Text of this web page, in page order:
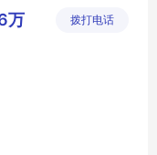
写字楼速通门
备有限公
万 拨打电话